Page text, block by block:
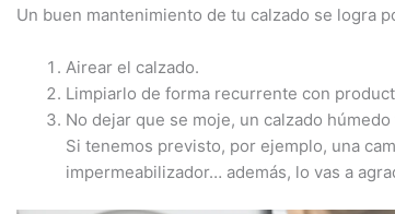
Un buen mantenimiento de tu calzado se logra
Airear el calzado.
Limpiarlo de forma recurrente con
No dejar que se moje, un calzado
Si tenemos previsto, por ejemplo, una
impermeabilizador… además, lo vas a